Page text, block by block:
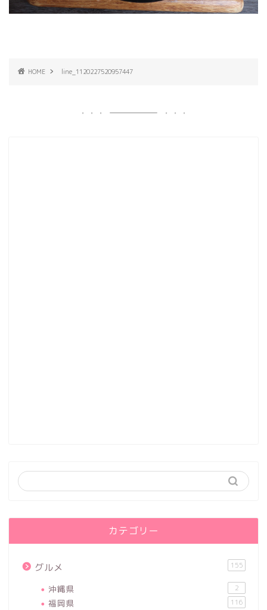
HOME line_1120227520957447
カテゴリー
グルメ 155
沖縄県 2
福岡県 116